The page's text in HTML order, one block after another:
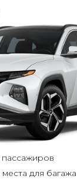
пассажиров
места для багажа